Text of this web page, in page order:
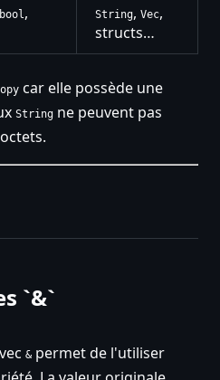
bool , String, Vec,
structs…
car elle possède une
String ne peuvent pas
`&`
& permet de l'utiliser